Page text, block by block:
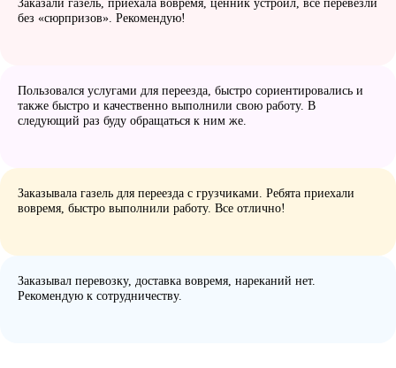
Заказали газель, приехала вовремя, ценник устроил, все перевезли
без «сюрпризов». Рекомендую!
Пользовался услугами для переезда, быстро сориентировались и
также быстро и качественно выполнили свою работу. В
следующий раз буду обращаться к ним же.
Заказывала газель для переезда с грузчиками. Ребята приехали
вовремя, быстро выполнили работу. Все отлично!
Заказывал перевозку, доставка вовремя, нареканий нет.
Рекомендую к сотрудничеству.